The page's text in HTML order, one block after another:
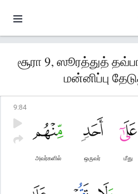
சூரா 9, ஸூரத்துத்
மன்னிப்பு
9:84
மீது
ஒருவர்
அவர்களில்